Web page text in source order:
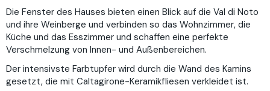
Die Fenster des Hauses bieten einen Blick auf die Val di Noto
und ihre Weinberge und verbinden so das Wohnzimmer, die
Küche und das Esszimmer und schaffen eine perfekte
Verschmelzung von Innen- und Außenbereichen.
Der intensivste Farbtupfer wird durch die Wand des Kamins
gesetzt, die mit Caltagirone-Keramikfliesen verkleidet ist.